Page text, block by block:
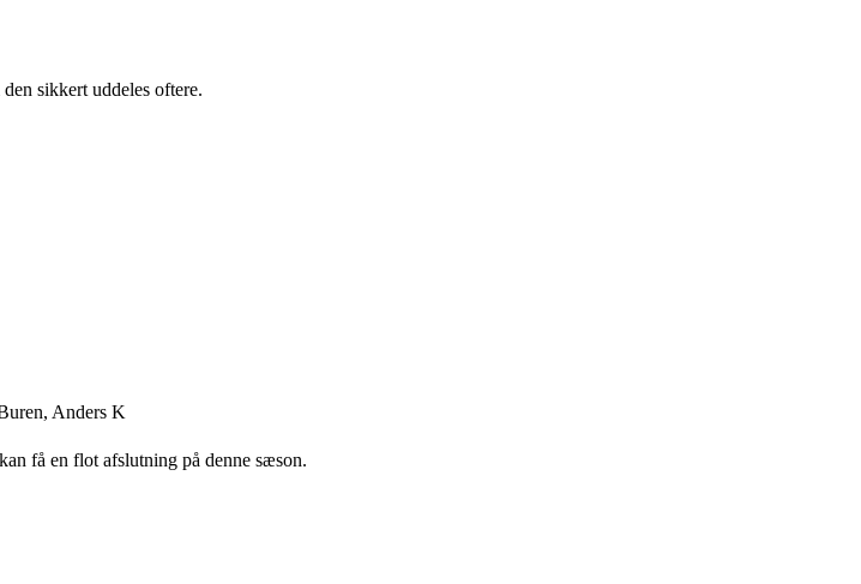
sikkert uddeles oftere.
Anders K
få en flot afslutning på denne sæson.